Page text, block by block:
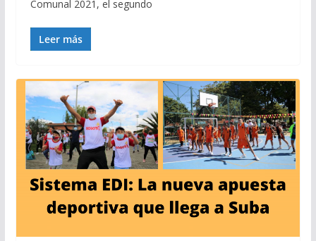
Comunal 2021, el segundo
Leer más